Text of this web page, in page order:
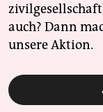
auch? Dann
unsere Aktion.